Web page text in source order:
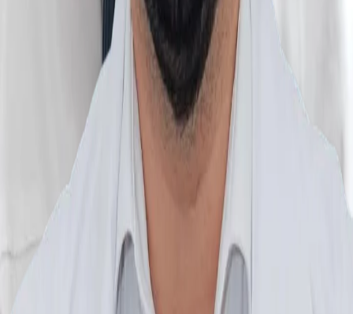
Pachete de servicii
Parteneriate pentru sănătate
Politica de Confidențialitate
Politica de Cookie-uri
Setări cookie
Termeni și Condiții
Programare
Articole
Ghid consultații CAS
Prevencia pentru toți
Calculatoare de sănătate